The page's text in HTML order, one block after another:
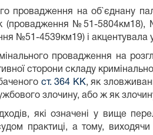
провадження на об`єднану
(провадження №51-
№51-4539км19) і акцентувала
провадження на
сторони складу
ст. 364 КК, як
злочину, або ж як
які означені у вище
практиці, а тому,